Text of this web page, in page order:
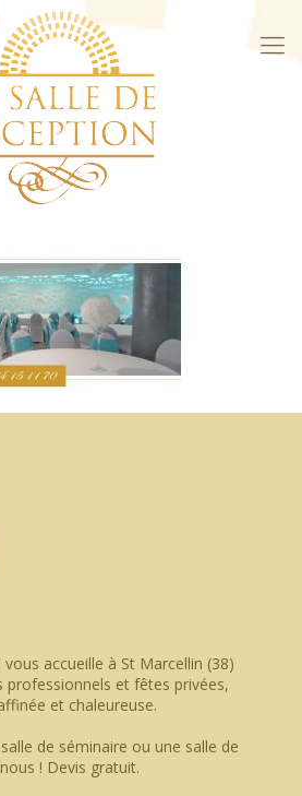
vous accueille à St Marcellin (38)
professionnels et fêtes privées,
et chaleureuse.
de séminaire ou une salle de
! Devis gratuit.